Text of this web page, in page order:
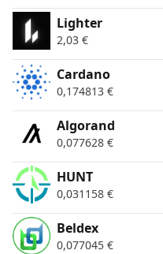
Lighter
2,03 €
Cardano
0,174813 €
Algorand
0,077628 €
HUNT
0,031158 €
Beldex
0,077045 €